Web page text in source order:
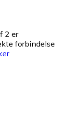
2 er
forbindelse